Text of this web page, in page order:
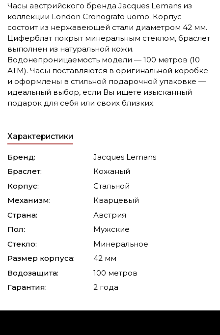
Часы австрийского бренда Jacques Lemans из
коллекции London Cronografo uomo. Корпус
состоит из нержавеющей стали диаметром 42 мм.
Циферблат покрыт минеральным стеклом, браслет
выполнен из натуральной кожи.
Водонепроницаемость модели — 100 метров (10
АТМ). Часы поставляются в оригинальной коробке
и оформлены в стильной подарочной упаковке —
идеальный выбор, если Вы ищете изысканный
подарок для себя или своих близких.
Характеристики
Бренд:
Jacques Lemans
Браслет:
Кожаный
Корпус:
Стальной
Механизм:
Кварцевый
Страна:
Австрия
Пол:
Мужские
Стекло:
Минеральное
Размер корпуса:
42 мм
Водозащита:
100 метров
Гарантия:
2 года